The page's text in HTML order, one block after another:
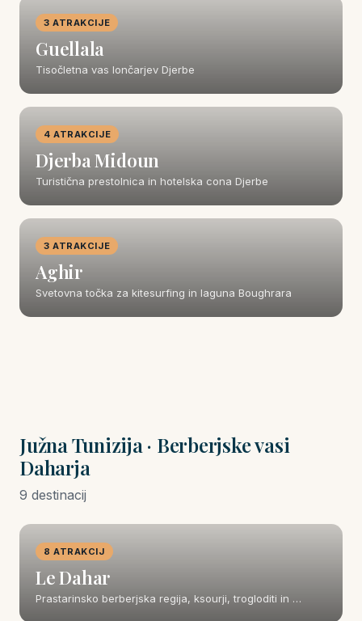
3 ATRAKCIJE
Guellala
Tisočletna vas lončarjev Djerbe
4 ATRAKCIJE
Djerba Midoun
Turistična prestolnica in hotelska cona Djerbe
3 ATRAKCIJE
Aghir
Svetovna točka za kitesurfing in laguna Boughrara
Južna Tunizija · Berberjske vasi
Daharja
9 destinacij
8 ATRAKCIJ
Le Dahar
Prastarinsko berberjska regija, ksourji, trogloditi in …